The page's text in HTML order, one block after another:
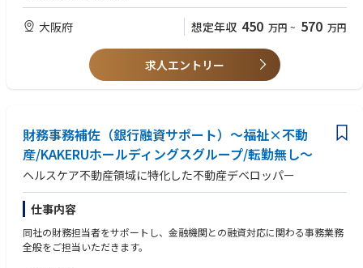
大阪府 想定年収 450 万円 ~ 570 万円
求人エントリー
財務事務補佐（銀行融資サポート）～福祉×不動
産/KAKERUホールディングスグループ/転勤無し～
ヘルスケア不動産領域に特化した不動産デベロッパー
仕事内容
同社の財務担当者をサポートし、金融機関との融資対応に関わる事務業務
全般をご担当いただきます。